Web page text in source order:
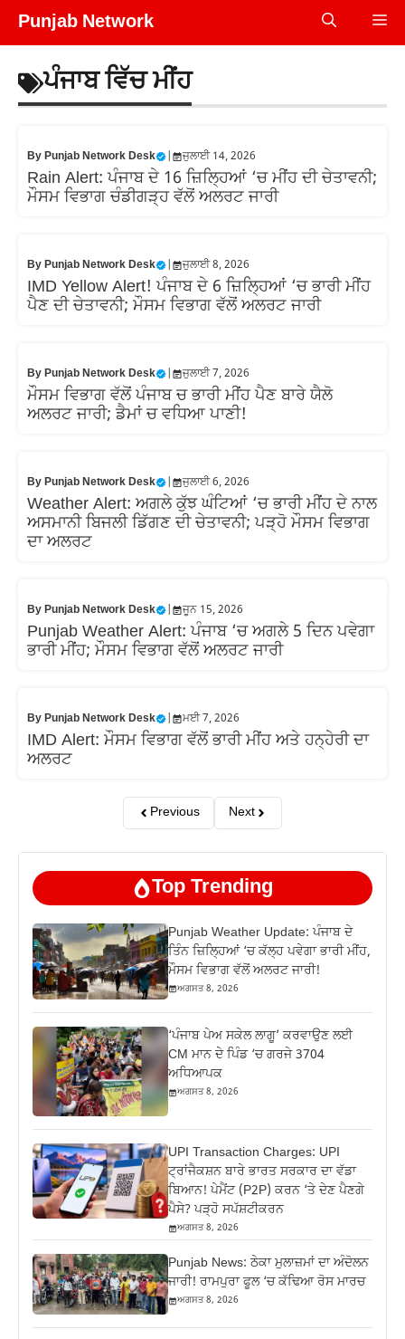
Skip
Punjab Network
ਪੰਜਾਬ ਵਿੱਚ ਮੀਂਹ
ByPunjab Network Desk ਜੁਲਾਈ 14, 2026
Rain Alert: ਪੰਜਾਬ ਦੇ 16 ਜ਼ਿਲ੍ਹਿਆਂ ‘ਚ ਮੀਂਹ ਦੀ ਚੇਤਾਵਨੀ;
ਮੌਸਮ ਵਿਭਾਗ ਚੰਡੀਗੜ੍ਹ ਵੱਲੋਂ ਅਲਰਟ ਜਾਰੀ
ByPunjab Network Desk ਜੁਲਾਈ 8, 2026
IMD Yellow Alert! ਪੰਜਾਬ ਦੇ 6 ਜ਼ਿਲ੍ਹਿਆਂ ‘ਚ ਭਾਰੀ ਮੀਂਹ
ਪੈਣ ਦੀ ਚੇਤਾਵਨੀ; ਮੌਸਮ ਵਿਭਾਗ ਵੱਲੋਂ ਅਲਰਟ ਜਾਰੀ
ByPunjab Network Desk ਜੁਲਾਈ 7, 2026
ਮੌਸਮ ਵਿਭਾਗ ਵੱਲੋਂ ਪੰਜਾਬ ਚ ਭਾਰੀ ਮੀਂਹ ਪੈਣ ਬਾਰੇ ਯੈਲੋ
ਅਲਰਟ ਜਾਰੀ; ਡੈਮਾਂ ਚ ਵਧਿਆ ਪਾਣੀ!
ByPunjab Network Desk ਜੁਲਾਈ 6, 2026
Weather Alert: ਅਗਲੇ ਕੁੱਝ ਘੰਟਿਆਂ ‘ਚ ਭਾਰੀ ਮੀਂਹ ਦੇ ਨਾਲ
ਅਸਮਾਨੀ ਬਿਜਲੀ ਡਿੱਗਣ ਦੀ ਚੇਤਾਵਨੀ; ਪੜ੍ਹੋ ਮੌਸਮ ਵਿਭਾਗ
ਦਾ ਅਲਰਟ
ByPunjab Network Desk ਜੂਨ 15, 2026
Punjab Weather Alert: ਪੰਜਾਬ ‘ਚ ਅਗਲੇ 5 ਦਿਨ ਪਵੇਗਾ
ਭਾਰੀ ਮੀਂਹ; ਮੌਸਮ ਵਿਭਾਗ ਵੱਲੋਂ ਅਲਰਟ ਜਾਰੀ
ByPunjab Network Desk ਮਈ 7, 2026
IMD Alert: ਮੌਸਮ ਵਿਭਾਗ ਵੱਲੋਂ ਭਾਰੀ ਮੀਂਹ ਅਤੇ ਹਨ੍ਹੇਰੀ ਦਾ
ਅਲਰਟ
Previous Next
Top Trending
Punjab Weather Update: ਪੰਜਾਬ ਦੇ
ਤਿੰਨ ਜ਼‍ਿਲ੍ਹਿਆਂ ‘ਚ ਕੱਲ੍ਹ ਪਵੇਗਾ ਭਾਰੀ ਮੀਂਹ,
ਮੌਸਮ ਵਿਭਾਗ ਵੱਲੋਂ ਅਲਰਟ ਜਾਰੀ!
ਅਗਸਤ 8, 2026
‘ਪੰਜਾਬ ਪੇਅ ਸਕੇਲ ਲਾਗੂ’ ਕਰਵਾਉਣ ਲਈ
CM ਮਾਨ ਦੇ ਪਿੰਡ ‘ਚ ਗਰਜੇ 3704
ਅਧਿਆਪਕ
ਅਗਸਤ 8, 2026
UPI Transaction Charges: UPI
ਟ੍ਰਾਂਜੈਕਸ਼ਨ ਬਾਰੇ ਭਾਰਤ ਸਰਕਾਰ ਦਾ ਵੱਡਾ
ਬਿਆਨ! ਪੇਮੈਂਟ (P2P) ਕਰਨ ‘ਤੇ ਦੇਣ ਪੈਣਗੇ
ਪੈਸੇ? ਪੜ੍ਹੋ ਸਪੱਸ਼ਟੀਕਰਨ
ਅਗਸਤ 8, 2026
Punjab News: ਠੇਕਾ ਮੁਲਾਜ਼ਮਾਂ ਦਾ ਅੰਦੋਲਨ
ਜਾਰੀ! ਰਾਮਪੁਰਾ ਫੂਲ ‘ਚ ਕੱਢਿਆ ਰੋਸ ਮਾਰਚ
ਅਗਸਤ 8, 2026